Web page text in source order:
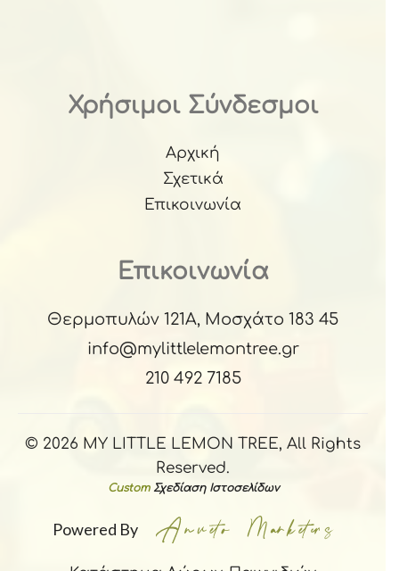
Χρήσιμοι Σύνδεσμοι
Αρχική
Σχετικά
Επικοινωνία
Επικοινωνία
Θερμοπυλών 121Α, Μοσχάτο 183 45
info@mylittlelemontree.gr
210 492 7185
© 2026 MY LITTLE LEMON TREE, All Rights
Reserved.
Custom Σχεδίαση Ιστοσελίδων
Powered By